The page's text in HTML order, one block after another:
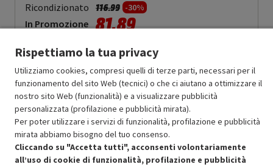
Ricondizionato Prezzo ridotto da
116.99a-30%
In Promozione 81.89
Aggiungi al carrello
OFFERTE IMPERDIBILI
Risparmio garantito rispetto al corrispondente prodotto nuovo.
Rispettiamo la tua privacy
Utilizziamo cookies, compresi quelli di terze parti, necessari per il
funzionamento del sito Web (tecnici) o che ci aiutano a ottimizzare il
nostro sito Web (funzionalità) e a visualizzare pubblicità
personalizzata (profilazione e pubblicità mirata).
Per poter utilizzare i servizi di funzionalità, profilazione e pubblicità
mirata abbiamo bisogno del tuo consenso.
Cliccando su "Accetta tutti", acconsenti volontariamente
all’uso di cookie di funzionalità, profilazione e pubblicità